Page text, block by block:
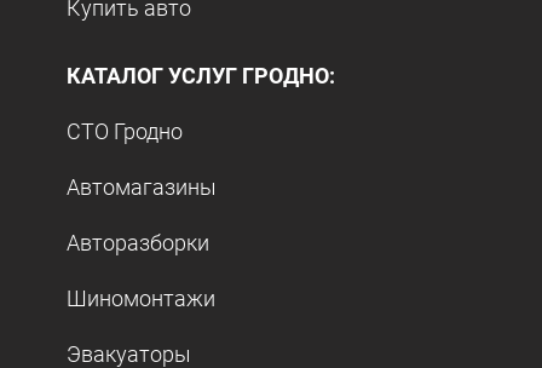
Купить авто
КАТАЛОГ УСЛУГ ГРОДНО:
СТО Гродно
Автомагазины
Авторазборки
Шиномонтажи
Эвакуаторы